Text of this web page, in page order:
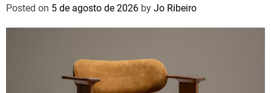
Posted on 5 de agosto de 2026 by Jo Ribeiro